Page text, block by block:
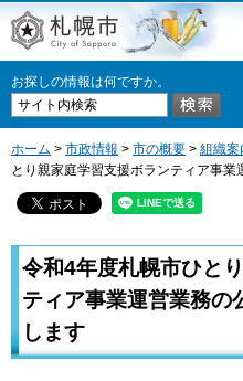
札幌市
お探しの情報は何ですか。
ホーム > 市政情報 > 市の概要 > 組織案
とり親家庭学習支援ボランティア事
令和4年度札幌市ひと
ティア事業運営業務の
します